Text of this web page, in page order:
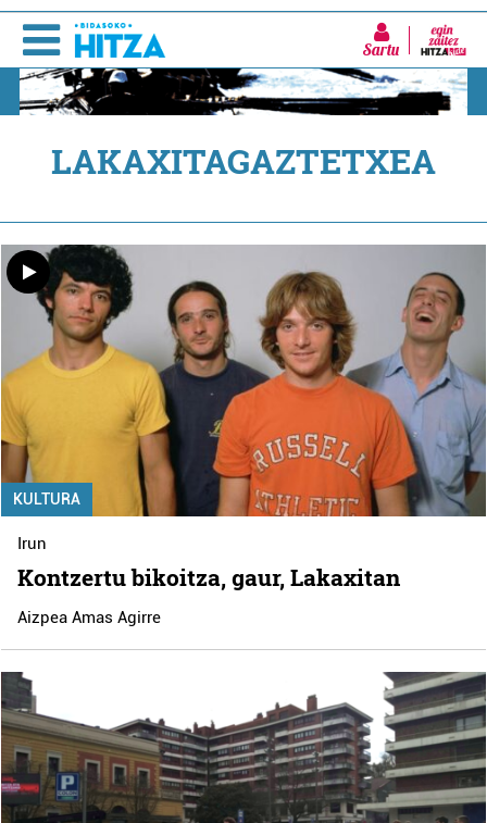
Sartu
LAKAXITAGAZTETXEA
KULTURA
Irun
Kontzertu bikoitza, gaur, Lakaxitan
Aizpea Amas Agirre